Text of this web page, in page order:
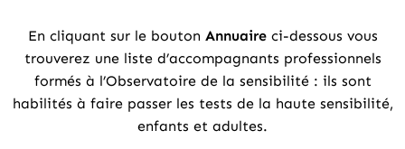
En cliquant sur le bouton Annuaireci-dessous vous
trouverez une liste d’accompagnants professionnels
formés à l’Observatoire de la sensibilité : ils sont
habilités à faire passer les tests de la haute sensibilité,
enfants et adultes.